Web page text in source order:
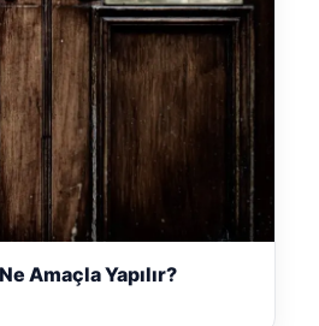
Amaçla Yapılır?